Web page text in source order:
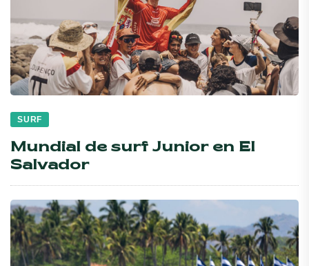
SURF
Mundial de surf Junior en El
Salvador